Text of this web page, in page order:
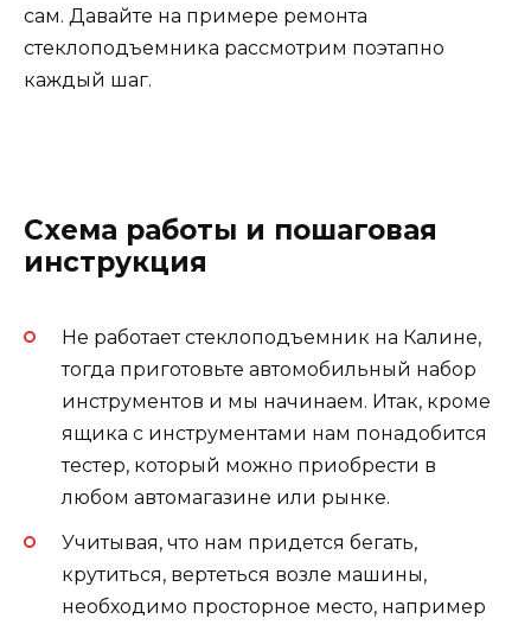
сам. Давайте на примере ремонта
стеклоподъемника рассмотрим поэтапно
каждый шаг.
Схема работы и пошаговая
инструкция
Не работает стеклоподъемник на Калине,
тогда приготовьте автомобильный набор
инструментов и мы начинаем. Итак, кроме
ящика с инструментами нам понадобится
тестер, который можно приобрести в
любом автомагазине или рынке.
Учитывая, что нам придется бегать,
крутиться, вертеться возле машины,
необходимо просторное место, например